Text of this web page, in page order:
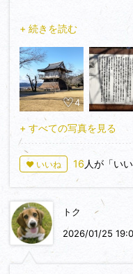
大友家没落の原因となっ
軍と島津全軍が激突した
1578年、島津に追われ
に来ると、宗麟は娘が嫁
奪還するため、臼杵から
かし宗麟は延岡まで来た
カ）と名付け、全国から
（ムジカ）の国をこの地
し、その建設に没頭し始
ったのでしょうか？）。
しかし主力軍4万はその
る高城を取り囲みます
も宗麟からの攻撃命令は
の建設にますます没頭し
+ 続きを読む
4
+ すべての写真を見る
♥ いいね 16 人が「い
トク
2026/01/25